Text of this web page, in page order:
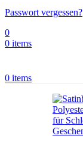
Passwort vergessen?
0
0 items
0 items